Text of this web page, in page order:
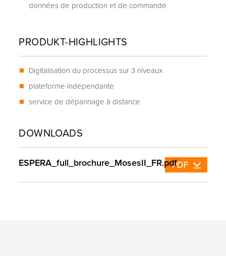
données de production et de commande
PRODUKT-HIGHLIGHTS
Digitalisation du processus sur 3 niveaux
plateforme indépendante
service de dépannage à distance
DOWNLOADS
ESPERA_full_brochure_MosesII_FR.pdf